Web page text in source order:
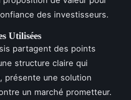
des investisseurs.
Utilisées
partagent des points
structure claire qui
, présente une solution
un marché prometteur.